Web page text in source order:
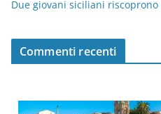
Due giovani siciliani riscoprono
Commenti recenti